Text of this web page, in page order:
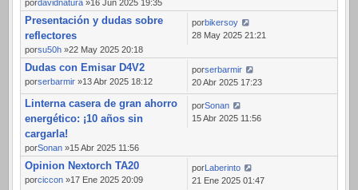
pordavidnatura »16 Jun 2025 19:35
Presentación y dudas sobre
reflectores
porsu50h »22 May 2025 20:18
porbikersoy
28 May 2025 21:21
Dudas con Emisar D4V2
porserbarmir »13 Abr 2025 18:12
porserbarmir
20 Abr 2025 17:23
Linterna casera de gran ahorro
energético: ¡10 años sin
cargarla!
porSonan »15 Abr 2025 11:56
porSonan
15 Abr 2025 11:56
Opinion Nextorch TA20
porciccon »17 Ene 2025 20:09
por Laberinto
21 Ene 2025 01:47